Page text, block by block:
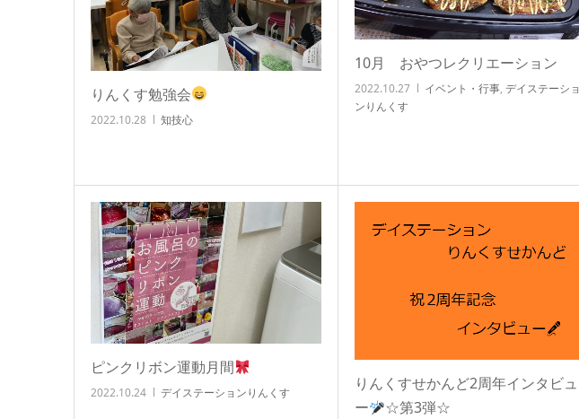
りんくす勉強会
2022.10.28 知技心
10月 おやつレクリエーション
2022.10.27 イベント・行事, デイステーショ
ンりんくす
ピンクリボン運動月間
2022.10.24 デイステーションりんくす
りんくすせかんど2周年インタビュ
ー
☆第3弾☆